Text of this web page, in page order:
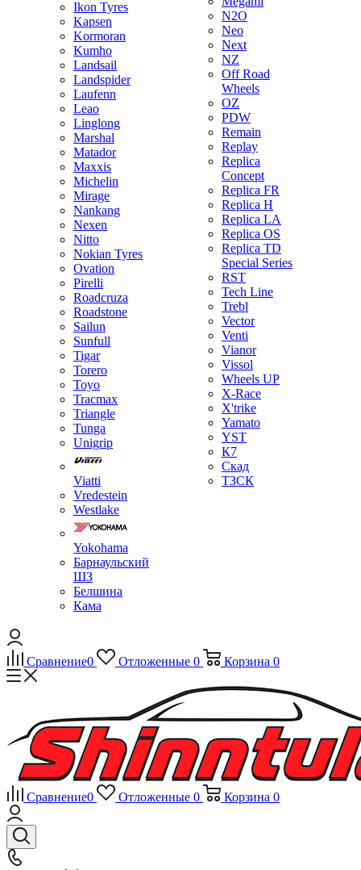
Ikon Tyres
Kapsen
Kormoran
Kumho
Landsail
Landspider
Laufenn
Leao
Linglong
Marshal
Matador
Maxxis
Michelin
Mirage
Nankang
Nexen
Nitto
Nokian Tyres
Ovation
Pirelli
Roadcruza
Roadstone
Sailun
Sunfull
Tigar
Torero
Toyo
Tracmax
Triangle
Tunga
Unigrip
Viatti
Vredestein
Westlake
Yokohama
Барнаульский
ШЗ
Белшина
Кама
N2O
Neo
Next
NZ
Off Road
Wheels
OZ
PDW
Remain
Replay
Replica
Concept
Replica FR
Replica H
Replica LA
Replica OS
Replica TD
Special Series
RST
Tech Line
Trebl
Vector
Venti
Vianor
Vissol
Wheels UP
X-Race
X'trike
Yamato
YST
К7
Скад
ТЗСК
Сравнение0 Отложенные 0 Корзина 0
Сравнение0 Отложенные 0 Корзина 0